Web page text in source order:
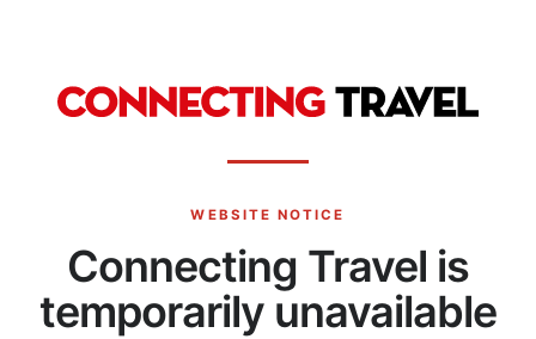
WEBSITE NOTICE
Connecting Travel is
temporarily unavailable